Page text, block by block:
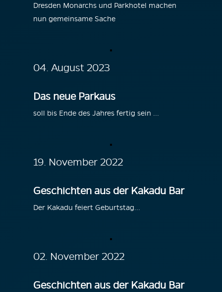
Dresden Monarchs und Parkhotel machen
nun gemeinsame Sache
04. August 2023
Das neue Parkaus
soll bis Ende des Jahres fertig sein ...
19. November 2022
Geschichten aus der Kakadu Bar
Der Kakadu feiert Geburtstag...
02. November 2022
Geschichten aus der Kakadu Bar